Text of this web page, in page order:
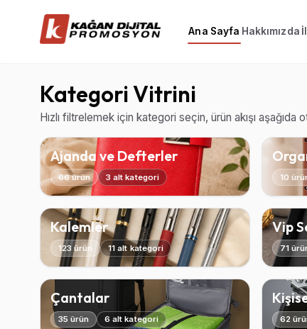
Ana Sayfa Hakkımızda
Kategori Vitrini
Hızlı filtrelemek için kategori seçin, ürün akışı aşağıda
Ajanda ve Defterler
66 ürün 3 alt kategori 10
Kalemler
123 ürün 11 alt kategori
Vip
71
Çantalar
35 ürün 6 alt kategori 62